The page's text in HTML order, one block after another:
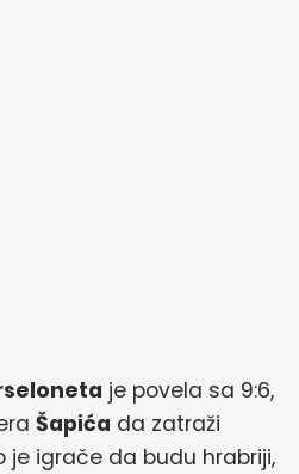
je povela sa 9:6,
Šapića da zatraži
igrače da budu hrabriji,